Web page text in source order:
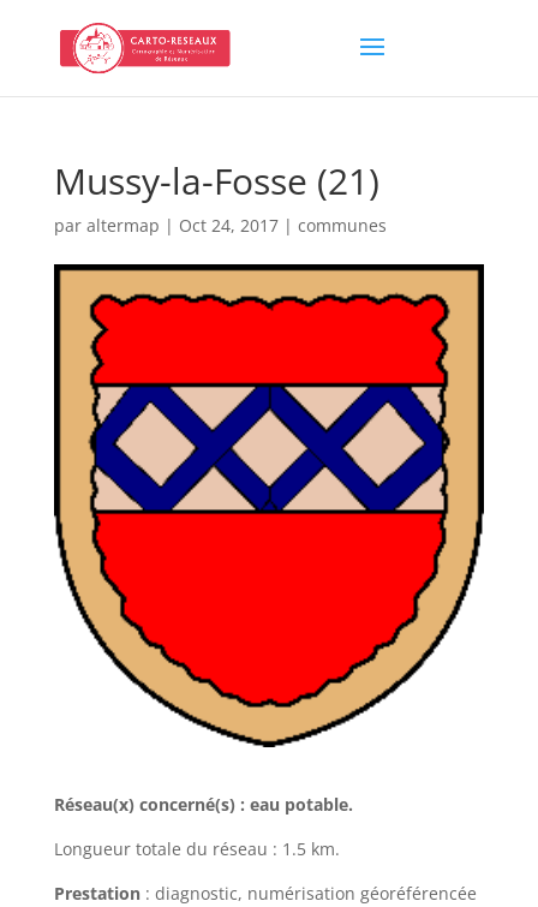
Mussy-la-Fosse (21)
par altermap | Oct 24, 2017| communes
Réseau(x) concerné(s) : eau potable.
Longueur totale du réseau : 1.5 km.
Prestation: diagnostic, numérisation géoréférencée